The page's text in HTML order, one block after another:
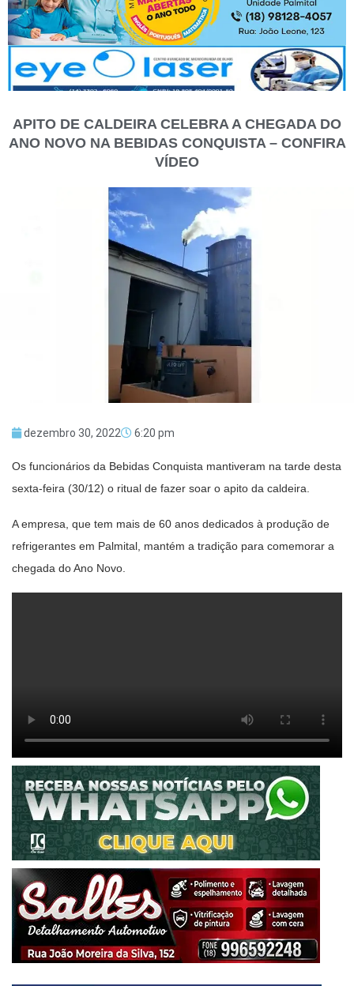
APITO DE CALDEIRA CELEBRA A CHEGADA DO
ANO NOVO NA BEBIDAS CONQUISTA – CONFIRA
VÍDEO
dezembro 30, 2022 6:20 pm
Os funcionários da Bebidas Conquista mantiveram na tarde desta
sexta-feira (30/12) o ritual de fazer soar o apito da caldeira.
A empresa, que tem mais de 60 anos dedicados à produção de
refrigerantes em Palmital, mantém a tradição para comemorar a
chegada do Ano Novo.